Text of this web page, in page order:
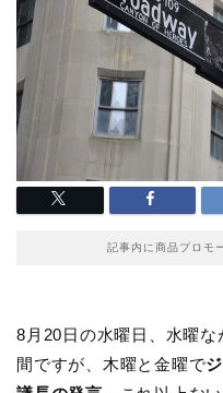
記事内に商品プロモ
8月20日の水曜日、水曜
間ですが、木曜と金曜で